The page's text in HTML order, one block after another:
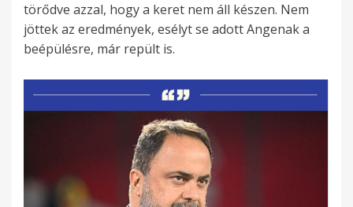
törődve azzal, hogy a keret nem áll készen. Nem
jöttek az eredmények, esélyt se adott Angenak a
beépülésre, már repült is.